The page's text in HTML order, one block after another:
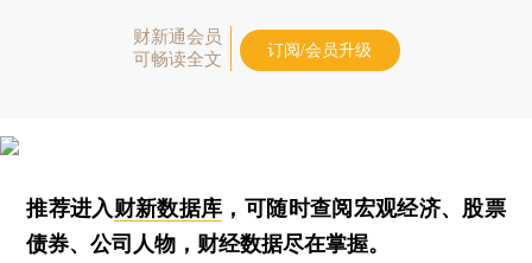
财新通会员
可畅读全文
订阅/会员升级
推荐进入财新数据库 ，可随时查阅宏观经济、股票
债券、公司人物，财经数据尽在掌握。